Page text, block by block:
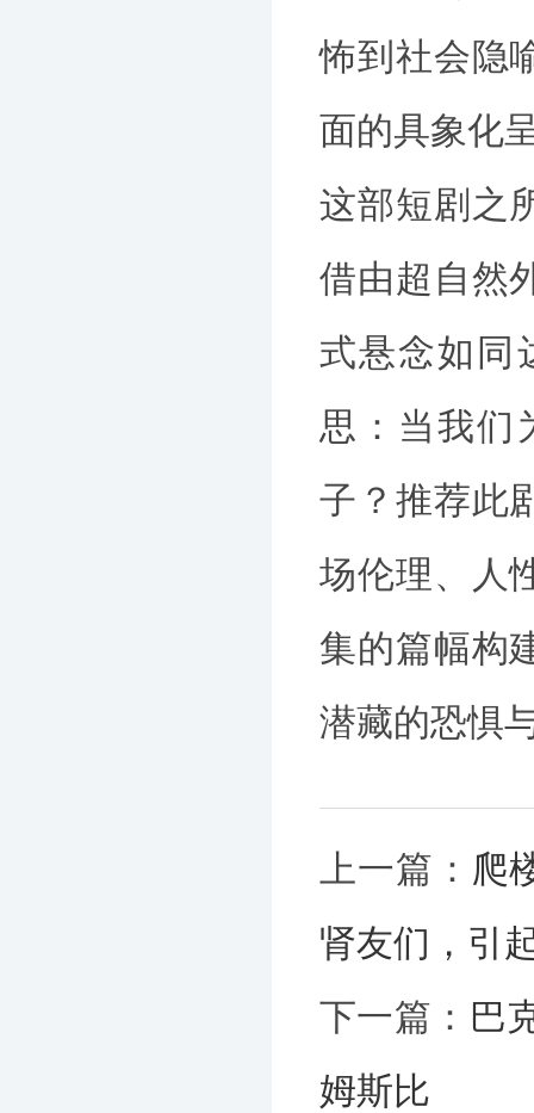
怖到社会隐
面的具象化
这部短剧之
借由超自然
式悬念如同
思：当我们
子？推荐此
场伦理、人
集的篇幅构
潜藏的恐惧
上一篇： 爬
肾友们，引
下一篇： 巴
姆斯比